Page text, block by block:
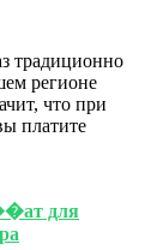
традиционно
регионе
что при
платите
для